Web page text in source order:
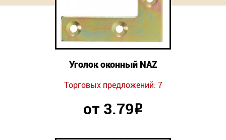
Уголок оконный NAZ
Торговых предложений: 7
от 3.79Р